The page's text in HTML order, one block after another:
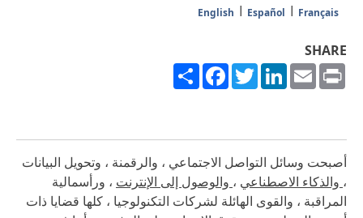
English
Español Français
SHARE
Share
FacebookTwitterLinkedInEmailPrint
أصبحت وسائل التواصل الاجتماعي ، والرقمنة ، وتحويل البيانات
، والذكاء الاصطناعي ، والوصول إلى الإنترنت ، ورأسمالية
المراقبة ، والقوى الهائلة لشركات التكنولوجيا ، كلها قضايا ذات